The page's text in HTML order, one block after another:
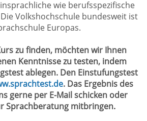
wie berufsspezifische
Volkshochschule bundesweit ist
Europas.
zu finden, möchten wir Ihnen
Kenntnisse zu testen, indem
ablegen. Den Einstufungstest
. Das Ergebnis des
gerne per E-Mail schicken oder
Sprachberatung mitbringen.